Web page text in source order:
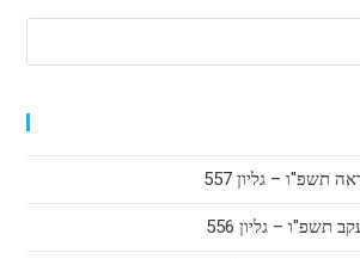
תשפ"ו – גליון 557
תשפ"ו – גליון 556